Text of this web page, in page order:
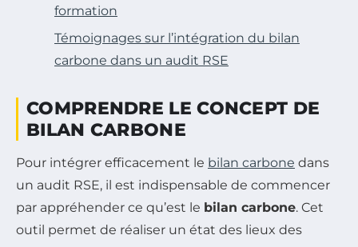
formation
Témoignages sur l’intégration du bilan
carbone dans un audit RSE
COMPRENDRE LE CONCEPT DE
BILAN CARBONE
Pour intégrer efficacement le bilan carbone dans
un audit RSE, il est indispensable de commencer
par appréhender ce qu’est le bilan carbone. Cet
outil permet de réaliser un état des lieux des